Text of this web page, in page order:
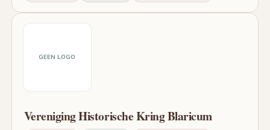
GEEN LOGO
Vereniging Historische Kring Blaricum